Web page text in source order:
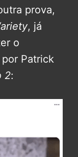
prova,
, já
o
Patrick
2: